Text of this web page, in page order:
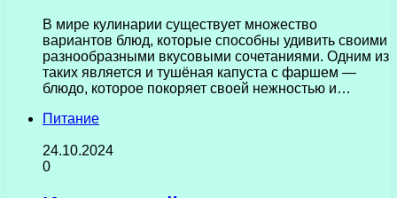
В мире кулинарии существует множество
вариантов блюд, которые способны удивить своими
разнообразными вкусовыми сочетаниями. Одним из
таких является и тушёная капуста с фаршем —
блюдо, которое покоряет своей нежностью и…
Питание
24.10.2024
0